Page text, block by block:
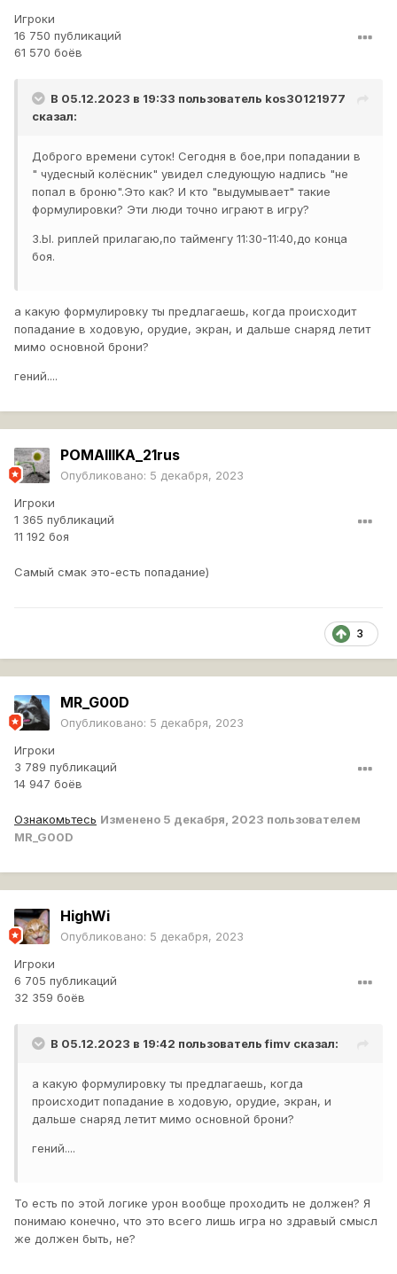
Игроки
16 750 публикаций
61 570 боёв
В 05.12.2023 в 19:33 пользователь kos30121977
сказал:
Доброго времени суток! Сегодня в бое,при попадании в
" чудесный колёсник" увидел следующую надпись "не
попал в броню".Это как? И кто "выдумывает" такие
формулировки? Эти люди точно играют в игру?
З.Ы. риплей прилагаю,по тайменгу 11:30-11:40,до конца
боя.
а какую формулировку ты предлагаешь, когда происходит
попадание в ходовую, орудие, экран, и дальше снаряд летит
мимо основной брони?
гений....
POMAIIIKA_21rus
Опубликовано: 5 декабря, 2023
Игроки
1 365 публикаций
11 192 боя
Самый смак это-есть попадание)
3
MR_G00D
Опубликовано: 5 декабря, 2023
Игроки
3 789 публикаций
14 947 боёв
Ознакомьтесь Изменено 5 декабря, 2023 пользователем
MR_G00D
HighWi
Опубликовано: 5 декабря, 2023
Игроки
6 705 публикаций
32 359 боёв
В 05.12.2023 в 19:42 пользовательfimv сказал:
а какую формулировку ты предлагаешь, когда
происходит попадание в ходовую, орудие, экран, и
дальше снаряд летит мимо основной брони?
гений....
То есть по этой логике урон вообще проходить не должен? Я
понимаю конечно, что это всего лишь игра но здравый смысл
же должен быть, не?